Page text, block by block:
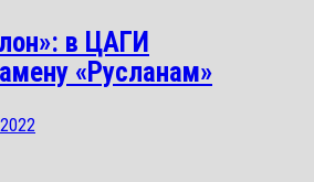
в ЦАГИ
«Русланам»